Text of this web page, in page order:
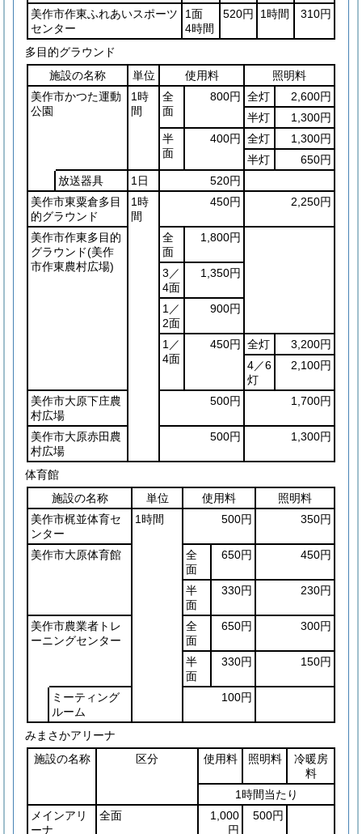
美作市作東ふれあいスポーツ
センター
1面
4時間
520円 1時間 310円
多目的グラウンド
施設の名称
単位 使用料
照明料
美作市かつた運動
公園
1時
間
全
面
800円 全灯
2,600円
半灯
1,300円
半
面
400円 全灯
1,300円
半灯
650円
放送器具
1日
520円
美作市東粟倉多目
的グラウンド
1時
間
450円 2,250円
美作市作東多目的
グラウンド(美作
市作東農村広場)
全
面
1,800円
3／
4面
1,350円
1／
2面
900円
1／
4面
450円 全灯
3,200円
4／6
灯
2,100円
美作市大原下庄農
村広場
500円 1,700円
美作市大原赤田農
村広場
500円 1,300円
体育館
施設の名称
単位 使用料
照明料
美作市梶並体育セ
ンター
1時間 500円 350円
美作市大原体育館
全
面
650円 450円
半
面
330円 230円
美作市農業者トレ
ーニングセンター
全
面
650円 300円
半
面
330円 150円
ミーティング
ルーム
100円
みまさかアリーナ
施設の名称
区分 使用料 照明料
冷暖房
料
1時間当たり
メインアリ
ーナ
全面
1,000
円
500円